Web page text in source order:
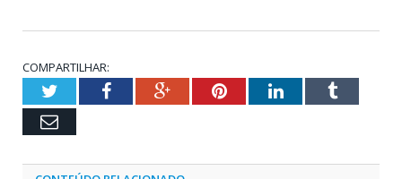
COMPARTILHAR:
TwitterFacebookGoogle+PinterestLinkedInTumblr
Email